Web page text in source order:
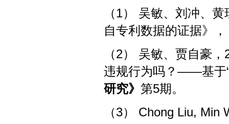
（1） 吴敏、刘冲、
自专利数据的证据》，
（2） 吴敏、贾自豪
违规行为吗？——基于
研究》 第5期。
（3） Chong Liu, Min